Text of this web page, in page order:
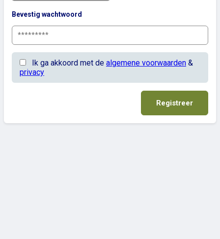
Bevestig wachtwoord
Ik ga akkoord met de algemene voorwaarden &
privacy
Registreer